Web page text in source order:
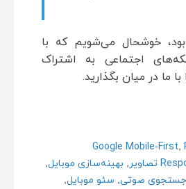
خوشحال می‌شویم که با
اجتماعی به اشتراک
ما در میان بگذارید.
Google Mobile‑First
بهینه‌سازی موبایل
جستجوی صوتی سئو موبایل